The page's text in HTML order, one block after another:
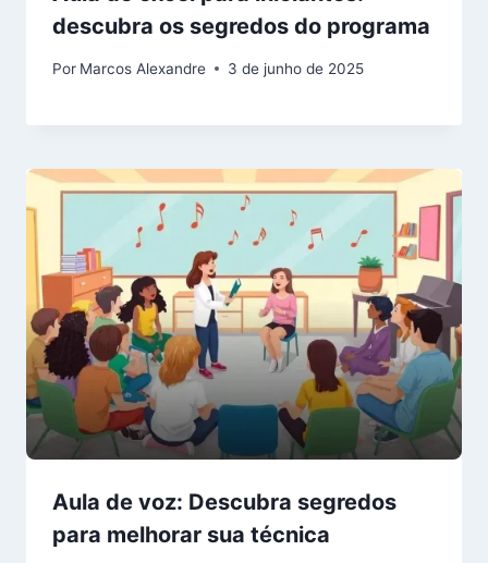
descubra os segredos do programa
Por Marcos Alexandre 3 de junho de 2025
Aula de voz: Descubra segredos
para melhorar sua técnica